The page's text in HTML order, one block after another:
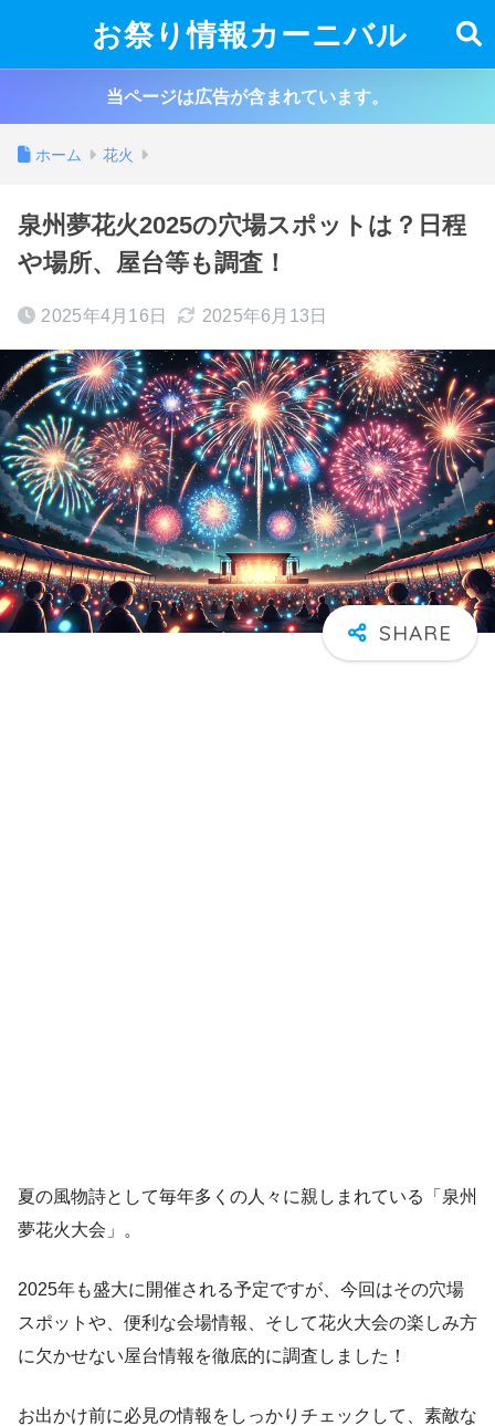
お祭り情報カーニバル
当ページは広告が含まれています。
ホーム 花火
泉州夢花火2025の穴場スポットは？日程
や場所、屋台等も調査！
2025年4月16日 2025年6月13日
夏の風物詩として毎年多くの人々に親しまれている「泉州
夢花火大会」。
2025年も盛大に開催される予定ですが、今回はその穴場
スポットや、便利な会場情報、そして花火大会の楽しみ方
に欠かせない屋台情報を徹底的に調査しました！
お出かけ前に必見の情報をしっかりチェックして、素敵な